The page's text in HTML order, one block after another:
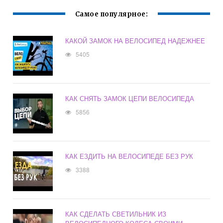
Самое популярное:
КАКОЙ ЗАМОК НА ВЕЛОСИПЕД НАДЕЖНЕЕ
5405
КАК СНЯТЬ ЗАМОК ЦЕПИ ВЕЛОСИПЕДА
5856
КАК ЕЗДИТЬ НА ВЕЛОСИПЕДЕ БЕЗ РУК
3388
КАК СДЕЛАТЬ СВЕТИЛЬНИК ИЗ